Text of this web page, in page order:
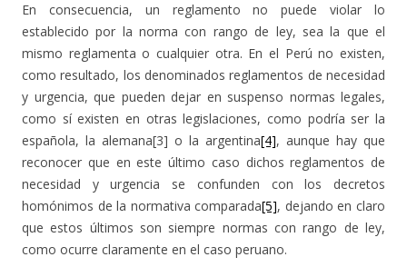
En consecuencia, un reglamento no puede violar lo
establecido por la norma con rango de ley, sea la que el
mismo reglamenta o cualquier otra. En el Perú no existen,
como resultado, los denominados reglamentos de necesidad
y urgencia, que pueden dejar en suspenso normas legales,
como sí existen en otras legislaciones, como podría ser la
española, la alemana[3] o la argentina[4], aunque hay que
reconocer que en este último caso dichos reglamentos de
necesidad y urgencia se confunden con los decretos
homónimos de la normativa comparada[5], dejando en claro
que estos últimos son siempre normas con rango de ley,
como ocurre claramente en el caso peruano.